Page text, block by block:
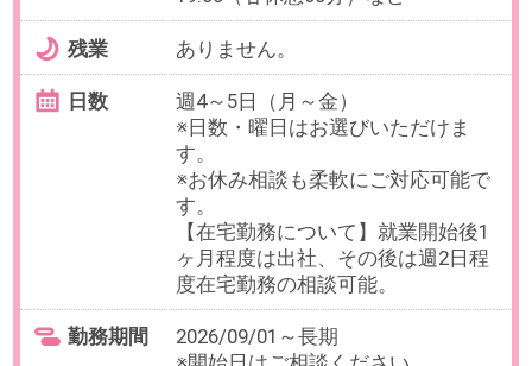
※10月開始のご相談も可能です。
給与 時給1,650円(交通費全額支給)
必要経験 【必須】請求書発行の経験、業務
上のシステム使用経験（種類不
[Excel]データ入力
【歓迎】freeeなどの会計ソフト使